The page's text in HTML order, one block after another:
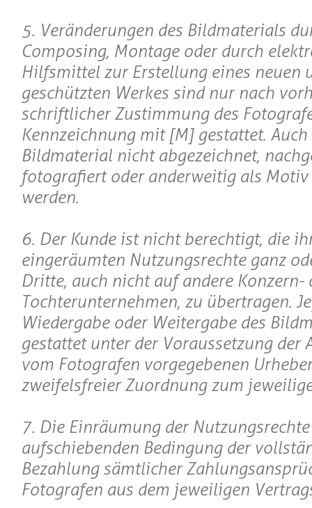
5. Veränderungen des Bildmaterials
Composing, Montage oder durch
Hilfsmittel zur Erstellung eines neuen
geschützten Werkes sind nur nach
schriftlicher Zustimmung des
Kennzeichnung mit [M] gestattet. Auch
Bildmaterial nicht abgezeichnet,
fotografiert oder anderweitig als
werden.
6. Der Kunde ist nicht berechtigt, die
eingeräumten Nutzungsrechte ganz
Dritte, auch nicht auf andere Konzern-
Tochterunternehmen, zu übertragen.
Wiedergabe oder Weitergabe des
gestattet unter der Voraussetzung der
vom Fotografen vorgegebenen
zweifelsfreier Zuordnung zum
7. Die Einräumung der
aufschiebenden Bedingung der
Bezahlung sämtlicher
Fotografen aus dem jeweiligen